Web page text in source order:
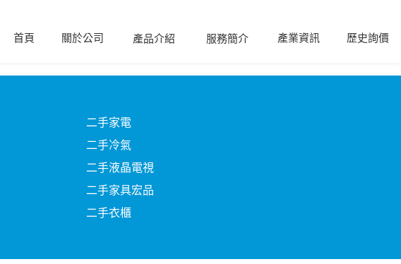
首頁 關於公司 產品介紹 服務簡介 產業資訊 歷史詢價
二手家電
二手冷氣
二手液晶電視
二手家具宏品
二手衣櫃